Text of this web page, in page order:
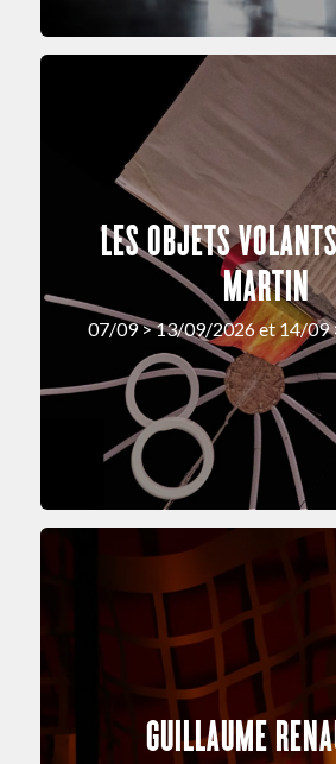
LES OBJETS
MARTIN
07/09 > 13/09/2026 et 14/09
GUILLAUME